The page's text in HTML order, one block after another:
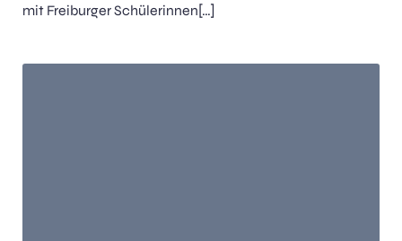
mit Freiburger Schülerinnen[…]